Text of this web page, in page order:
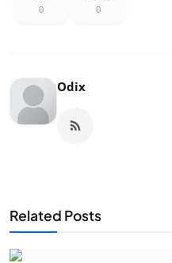
0 0
Odix
Related Posts